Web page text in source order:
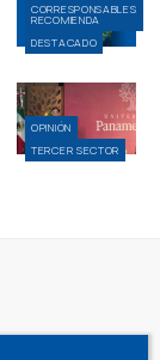
CORRESPONSABLES
RECOMIENDA
DESTACADO
OPINIÓN
TERCER SECTOR